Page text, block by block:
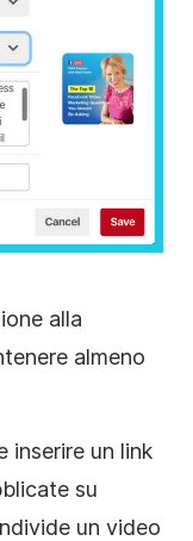
alla
almeno
inserire un link
su
un video